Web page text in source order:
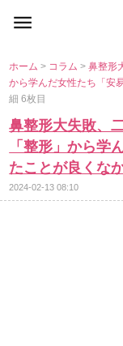
ホーム> コラム>鼻整形
から学んだ女性たち「安
細 6枚目
鼻整形大失敗、
「整形」から学
たことが良くな
2024-02-13 08:10